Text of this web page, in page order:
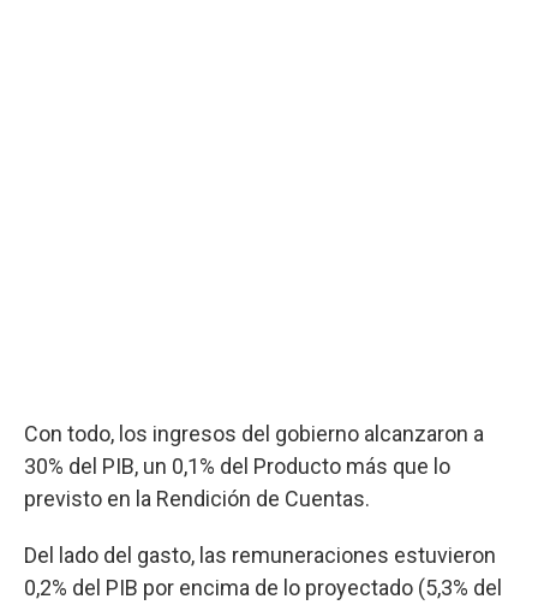
Con todo, los ingresos del gobierno alcanzaron a
30% del PIB, un 0,1% del Producto más que lo
previsto en la Rendición de Cuentas.
Del lado del gasto, las remuneraciones estuvieron
0,2% del PIB por encima de lo proyectado (5,3% del